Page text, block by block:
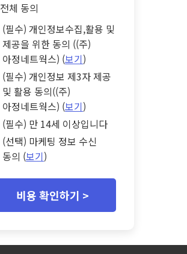
전체 동의
(필수) 개인정보수집,활용 및
제공을 위한 동의 ((주)
아정네트웍스) (보기)
(필수) 개인정보 제3자 제공
및 활용 동의((주)
아정네트웍스) (보기)
(필수) 만 14세 이상입니다
(선택) 마케팅 정보 수신
동의 (보기)
비용 확인하기 >